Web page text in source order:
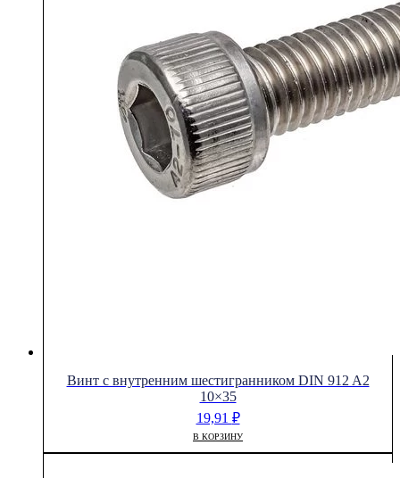
Винт с внутренним шестигранником DIN 912 A2
10×35
19,91 ₽
В КОРЗИНУ